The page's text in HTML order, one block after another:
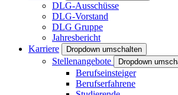
DLG-Ausschüsse
DLG-Vorstand
DLG Gruppe
Jahresbericht
Karriere
Dropdown umschalten
Stellenangebote Dropdown
Berufseinsteiger
Berufserfahrene